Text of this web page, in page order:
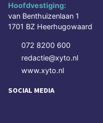
Hoofdvestiging:
van Benthuizenlaan 1
1701 BZ Heerhugowaard
072 8200 600
redactie@xyto.nl
www.xyto.nl
SOCIAL MEDIA